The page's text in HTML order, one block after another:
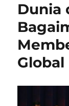
Dunia
Global